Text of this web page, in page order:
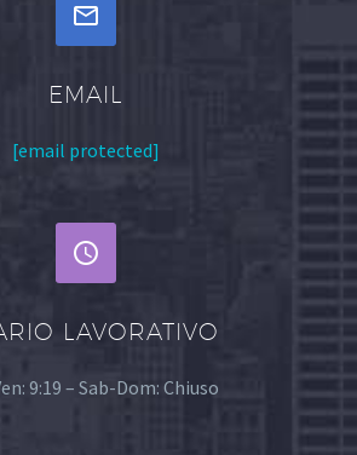


EMAIL
[email protected]


LAVORATIVO
9:19 – Sab-Dom: Chiuso